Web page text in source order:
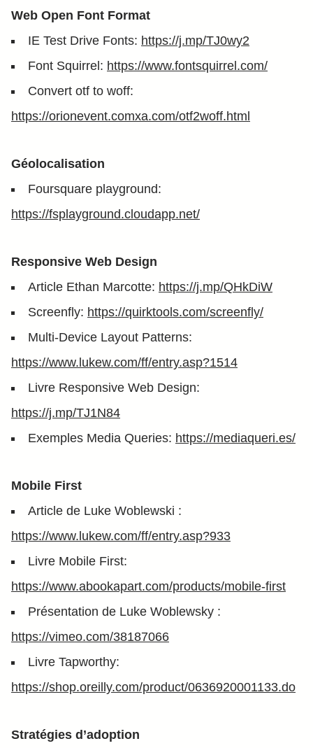
Web Open Font Format
IE Test Drive Fonts: https://j.mp/TJ0wy2
Font Squirrel: https://www.fontsquirrel.com/
Convert otf to woff:
https://orionevent.comxa.com/otf2woff.html
Géolocalisation
Foursquare playground:
https://fsplayground.cloudapp.net/
Responsive Web Design
Article Ethan Marcotte: https://j.mp/QHkDiW
Screenfly: https://quirktools.com/screenfly/
Multi-Device Layout Patterns:
https://www.lukew.com/ff/entry.asp?1514
Livre Responsive Web Design:
https://j.mp/TJ1N84
Exemples Media Queries: https://mediaqueri.es/
Mobile First
Article de Luke Woblewski :
https://www.lukew.com/ff/entry.asp?933
Livre Mobile First:
https://www.abookapart.com/products/mobile-first
Présentation de Luke Woblewsky :
https://vimeo.com/38187066
Livre Tapworthy:
https://shop.oreilly.com/product/0636920001133.do
Stratégies d’adoption